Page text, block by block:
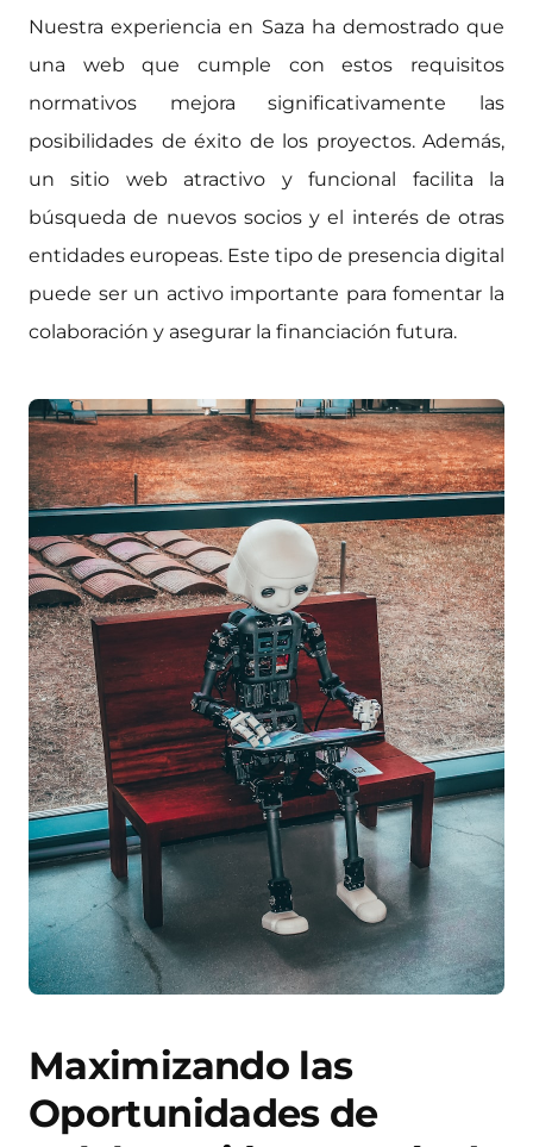
Nuestra experiencia en Saza ha demostrado que
una web que cumple con estos requisitos
normativos mejora significativamente las
posibilidades de éxito de los proyectos. Además,
un sitio web atractivo y funcional facilita la
búsqueda de nuevos socios y el interés de otras
entidades europeas. Este tipo de presencia digital
puede ser un activo importante para fomentar la
colaboración y asegurar la financiación futura.
Maximizando las
Oportunidades de